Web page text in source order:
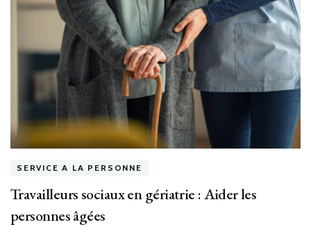
SERVICE A LA PERSONNE
Travailleurs sociaux en gériatrie : Aider les
personnes âgées